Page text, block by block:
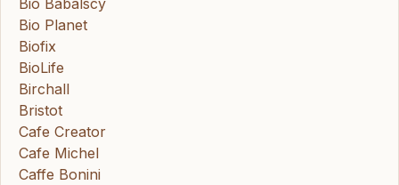
Bio Planet
Biofix
BioLife
Birchall
Bristot
Cafe Creator
Cafe Michel
Caffe Bonini